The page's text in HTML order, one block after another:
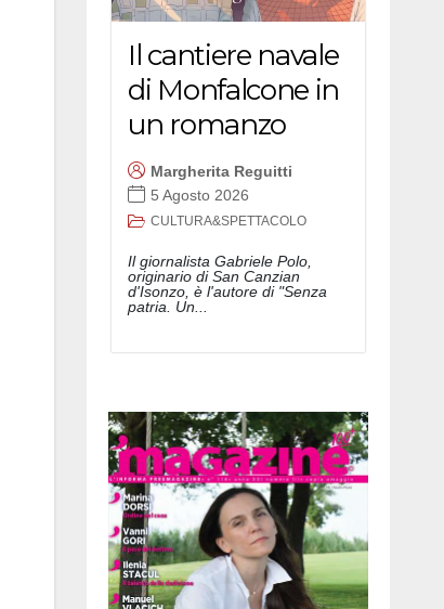
Il cantiere navale
di Monfalcone in
un romanzo
Margherita Reguitti
5 Agosto 2026
CULTURA&SPETTACOLO
Il giornalista Gabriele Polo,
originario di San Canzian
d'Isonzo, è l'autore di "Senza
patria. Un...